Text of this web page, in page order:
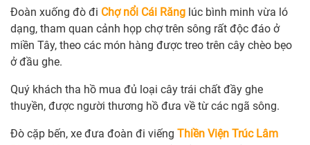
Đoàn xuống đò đi Chợ nổi Cái Răng lúc bình minh vừa ló
dạng, tham quan cảnh họp chợ trên sông rất độc đáo ở
miền Tây, theo các món hàng được treo trên cây chèo bẹo
ở đầu ghe.
Quý khách tha hồ mua đủ loại cây trái chất đầy ghe
thuyền, được người thương hồ đưa về từ các ngã sông.
Đò cặp bến, xe đưa đoàn đi viếng Thiền Viện Trúc Lâm